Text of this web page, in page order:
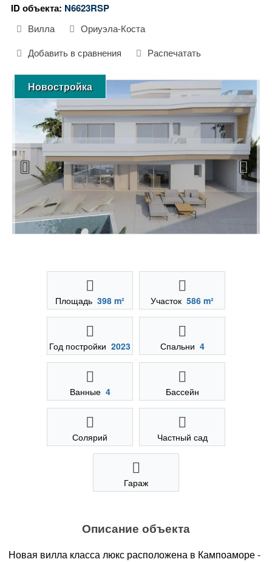
ID объекта: N6623RSP
Вилла
Ориуэла-Коста
Добавить в сравнения
Распечатать
Новостройка
Площадь 398 m² Участок 586 m²
Год постройки 2023 Спальни 4
Ванные 4 Бассейн
Солярий Частный сад
Гараж
Описание объекта
Новая вилла класса люкс расположена в Кампоаморе -